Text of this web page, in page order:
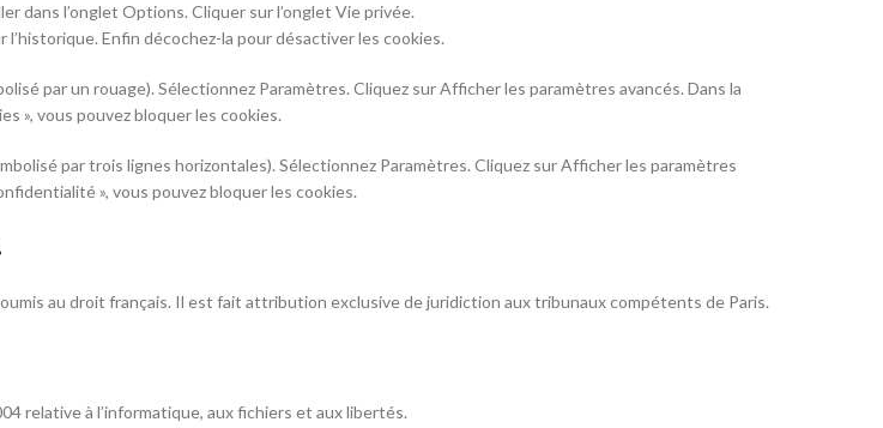
dans l’onglet Options. Cliquer sur l’onglet Vie privée.
Enfin décochez-la pour désactiver les cookies.
par un rouage). Sélectionnez Paramètres. Cliquez sur Afficher les paramètres avancés. Dans la
», vous pouvez bloquer les cookies.
par trois lignes horizontales). Sélectionnez Paramètres. Cliquez sur Afficher les paramètres
», vous pouvez bloquer les cookies.
au droit français. Il est fait attribution exclusive de juridiction aux tribunaux compétents de Paris.
relative à l’informatique, aux fichiers et aux libertés.